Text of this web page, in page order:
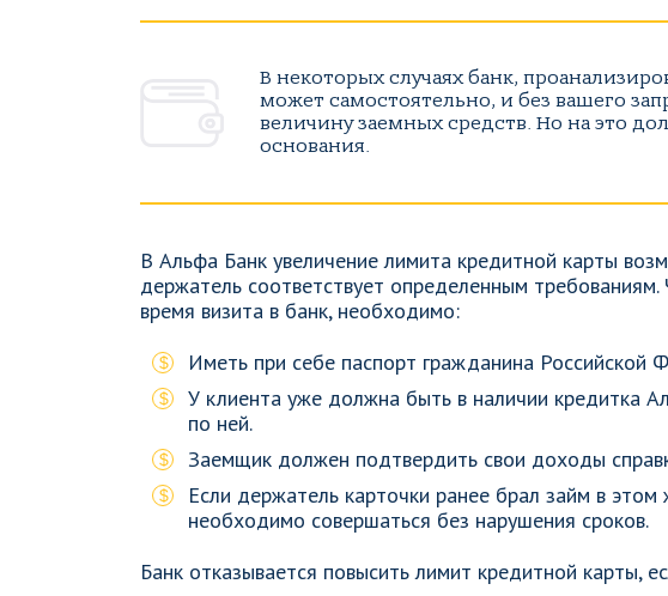
В некоторых случаях банк,
может самостоятельно, и без вашего
величину заемных средств. Но на это
основания.
В Альфа Банк увеличение лимита кредитной карты
держатель соответствует определенным
время визита в банк, необходимо:
Иметь при себе паспорт гражданина Российской
У клиента уже должна быть в наличии кредитка
по ней.
Заемщик должен подтвердить свои доходы
Если держатель карточки ранее брал займ в
необходимо совершаться без нарушения сроков.
Банк отказывается повысить лимит кредитной карты,